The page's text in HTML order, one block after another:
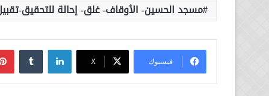
مسجد الحسين- الأوقاف- غلق- إحالة للتحقيق-
فيسبوك ‫X
لينكدإن